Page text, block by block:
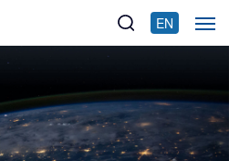
EN